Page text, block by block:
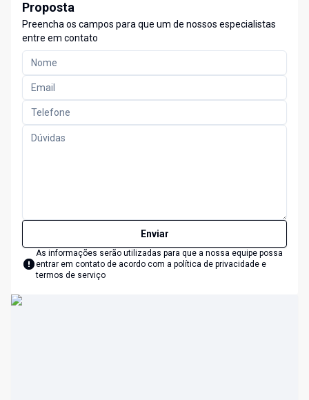
Proposta
Preencha os campos para que um de nossos especialistas
entre em contato
Enviar
As informações serão utilizadas para que a nossa equipe possa
entrar em contato de acordo com a política de privacidade e
termos de serviço